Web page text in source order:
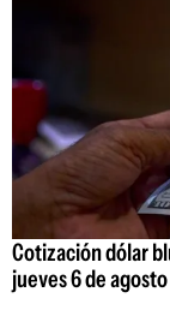
Cotización dólar
jueves 6 de agosto